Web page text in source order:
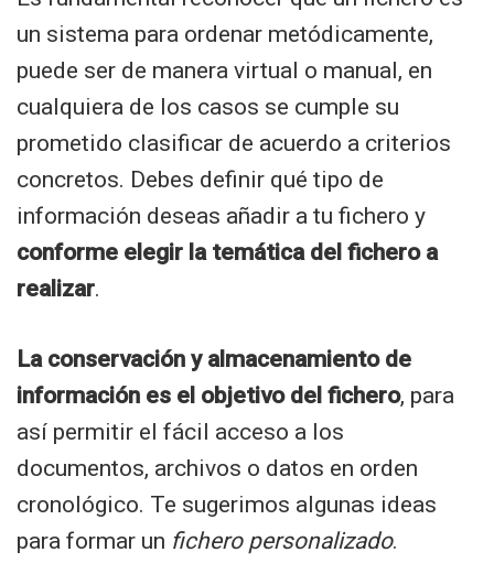
un sistema para ordenar metódicamente,
puede ser de manera virtual o manual, en
cualquiera de los casos se cumple su
prometido clasificar de acuerdo a criterios
concretos. Debes definir qué tipo de
información deseas añadir a tu fichero y
conforme elegir la temática del fichero a
realizar.
La conservación y almacenamiento de
información es el objetivo del fichero, para
así permitir el fácil acceso a los
documentos, archivos o datos en orden
cronológico. Te sugerimos algunas ideas
para formar un fichero personalizado.